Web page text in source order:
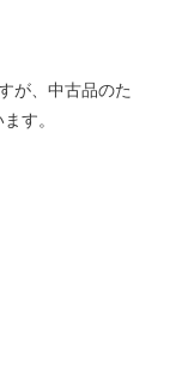
が、中古品のた
す。